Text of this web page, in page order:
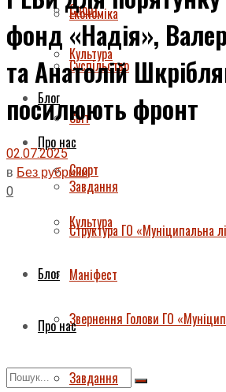
Спорт
Культура
Блог
Про нас
Завдання
Структура ГО «Муніципальна
Маніфест
Звернення Голови ГО
Економіка
Суспільство
Світ
Спорт
Культура
Блог
Про нас
Завдання
фонд «Надія»,
та Анатолій
посилюють фронт
02.07.2025
в Без рубрики
0